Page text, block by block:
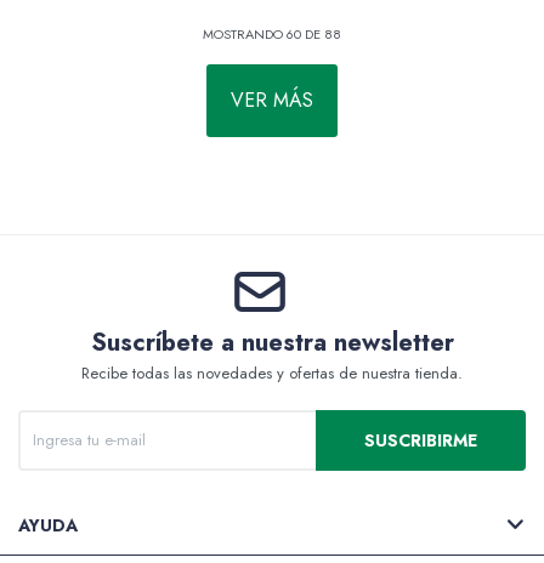
MOSTRANDO60 DE 88
VER MÁS
Suscríbete a nuestra newsletter
Recibe todas las novedades y ofertas de nuestra tienda.
SUSCRIBIRME
AYUDA